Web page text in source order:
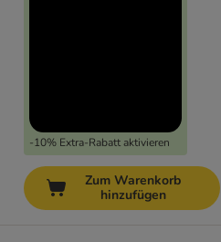
-10% Extra-Rabatt aktivieren
Zum Warenkorb
hinzufügen